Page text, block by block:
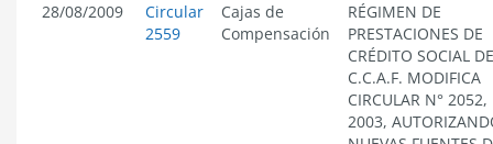
28/08/2009
Circular
2559
Cajas de
Compensación
RÉGIMEN DE
PRESTACIONES DE
CRÉDITO SOCIAL
C.C.A.F. MODIFICA
CIRCULAR N° 2052,
2003,